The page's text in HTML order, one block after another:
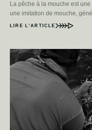
La pêche à la mouche est
une imitation de mouche,
LIRE L’ARTICLE